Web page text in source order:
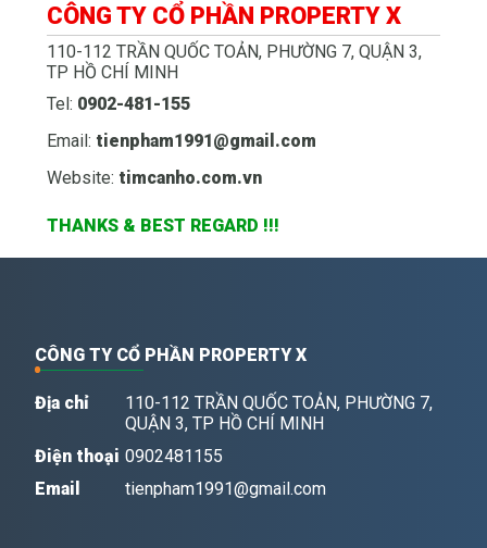
CÔNG TY CỔ PHẦN PROPERTY X
110-112 TRẦN QUỐC TOẢN, PHƯỜNG 7, QUẬN 3,
TP HỒ CHÍ MINH
Tel: 0902-481-155
Email: tienpham1991@gmail.com
Website: timcanho.com.vn
THANKS & BEST REGARD !!!
CÔNG TY CỔ PHẦN PROPERTY X
Địa chỉ
110-112 TRẦN QUỐC TOẢN, PHƯỜNG 7,
QUẬN 3, TP HỒ CHÍ MINH
Điện thoại 0902481155
Email
tienpham1991@gmail.com